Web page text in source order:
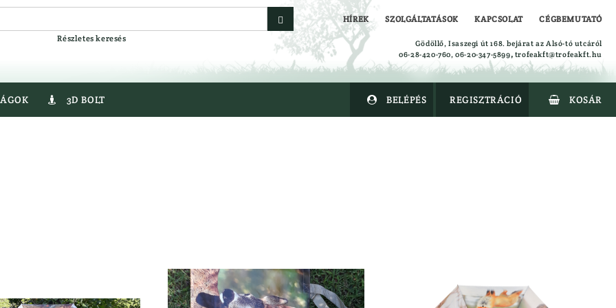
Részletes keresés
HÍREK SZOLGÁLTATÁSOK KAPCSOLAT CÉGBEMUTATÓ
Gödöllő, Isaszegi út 168. bejárat az Alsó-tó utcáról
06-28-420-760, 06-20-347-5899, trofeakft@trofeakft.hu
 3D BOLT  BELÉPÉS REGISZTRÁCIÓ  KOSÁR
Pisztoly Lőszer
Sörétes Lőszer